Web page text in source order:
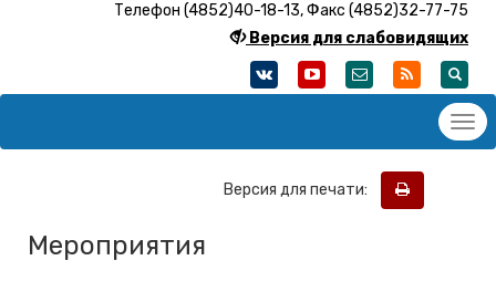
Телефон (4852)40-18-13, Факс (4852)32-77-75
Версия для слабовидящих
Версия для печати:
Мероприятия